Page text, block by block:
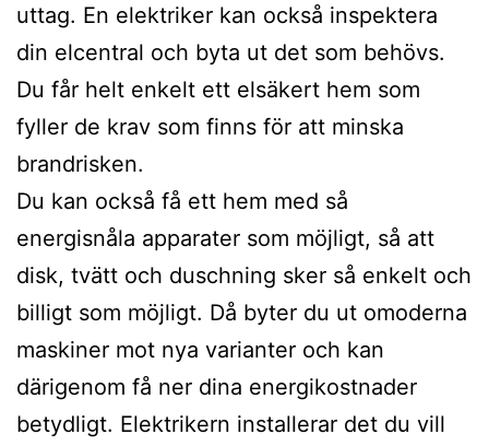
uttag. En elektriker kan också inspektera
din elcentral och byta ut det som behövs.
Du får helt enkelt ett elsäkert hem som
fyller de krav som finns för att minska
brandrisken.
Du kan också få ett hem med så
energisnåla apparater som möjligt, så att
disk, tvätt och duschning sker så enkelt och
billigt som möjligt. Då byter du ut omoderna
maskiner mot nya varianter och kan
därigenom få ner dina energikostnader
betydligt. Elektrikern installerar det du vill